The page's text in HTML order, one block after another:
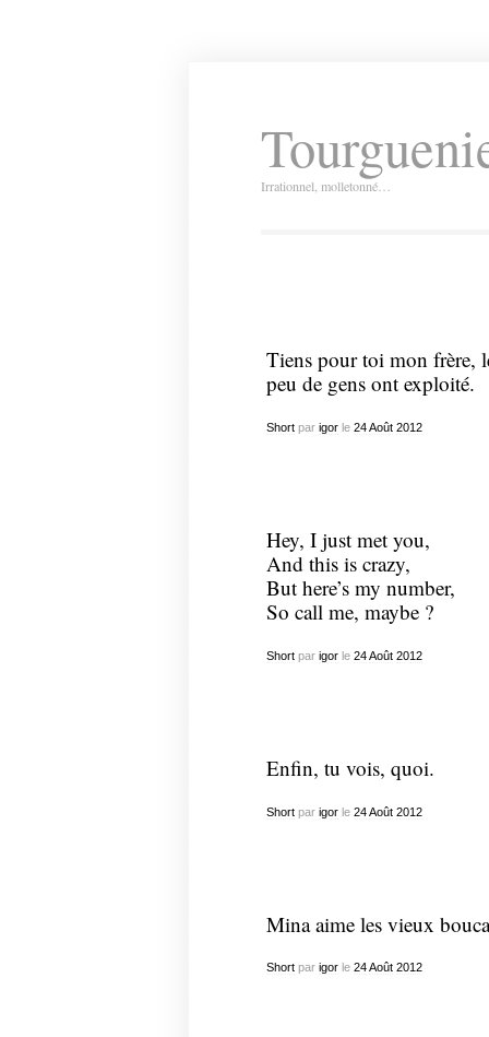
Irrationnel, molletonné…
Tiens pour toi mon frère,
peu de gens ont exploité.
Shortpar igorle 24 Août 2012
Hey, I just met you,
And this is crazy,
But here’s my number,
So call me, maybe ?
Shortpar igorle 24 Août 2012
Enfin, tu vois, quoi.
Shortpar igorle 24 Août 2012
Mina aime les vieux
Shortpar igorle 24 Août 2012